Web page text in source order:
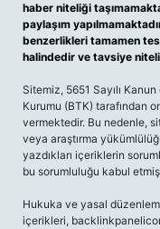
haber niteliği
paylaşım
benzerlikleri tamamen
halindedir ve tavsiye
Sitemiz, 5651 Sayılı
Kurumu (BTK) tarafından
vermektedir. Bu nedenle,
veya araştırma
yazdıkları içeriklerin
bu sorumluluğu kabul etmiş
Hukuka ve yasal
içerikleri,